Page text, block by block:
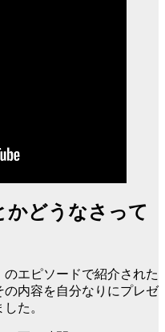
かどうなさって
エピソードで紹介された
内容を自分なりにプレゼ
た。